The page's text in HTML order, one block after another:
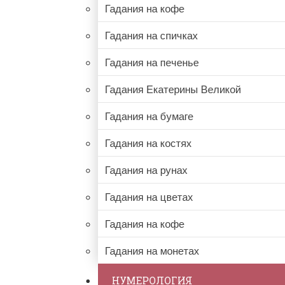
Гадания на кофе
Гадания на спичках
Гадания на печенье
Гадания Екатерины Великой
Гадания на бумаге
Гадания на костях
Гадания на рунах
Гадания на цветах
Гадания на кофе
Гадания на монетах
НУМЕРОЛОГИЯ